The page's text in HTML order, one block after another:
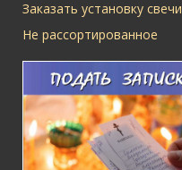
Заказать установку свечи
Не рассортированное